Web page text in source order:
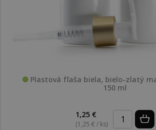
Plastová fľaša biela, bielo-zlatý
150 ml
1,25 €
(1,25 € / ks)